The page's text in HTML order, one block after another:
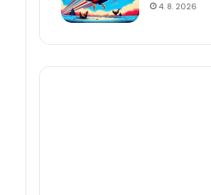
4. 8. 2026